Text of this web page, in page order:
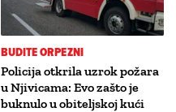
BUDITE ORPEZNI
Policija otkrila uzrok požara
u Njivicama: Evo zašto je
buknulo u obiteljskoj kući